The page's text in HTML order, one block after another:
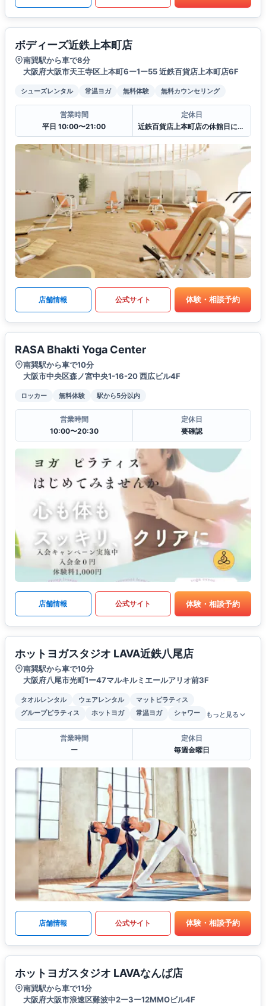
ボディーズ近鉄上本町店
南巽駅から車で8分
大阪府大阪市天王寺区上本町6ー1ー55 近鉄百貨店上本町店6F
シューズレンタル 常温ヨガ 無料体験 無料カウンセリング
営業時間
平日 10:00〜21:00
定休日
近鉄百貨店上本町店の休館日に準ずる
店舗情報 公式サイト 体験・相談予約
RASA Bhakti Yoga Center
南巽駅から車で10分
大阪市中央区森ノ宮中央1-16-20 西広ビル4F
ロッカー 無料体験 駅から5分以内
営業時間
10:00〜20:30
定休日
要確認
店舗情報 公式サイト 体験・相談予約
ホットヨガスタジオ LAVA近鉄八尾店
南巽駅から車で10分
大阪府八尾市光町1ー47マルキルミエールアリオ前3F
タオルレンタル ウェアレンタル
マットピラティス
グループピラティス
ホットヨガ 常温ヨガ シャワー もっと見る
営業時間
ー
定休日
毎週金曜日
店舗情報 公式サイト 体験・相談予約
ホットヨガスタジオ LAVAなんば店
南巽駅から車で11分
大阪府大阪市浪速区難波中2ー3ー12MMOビル4F